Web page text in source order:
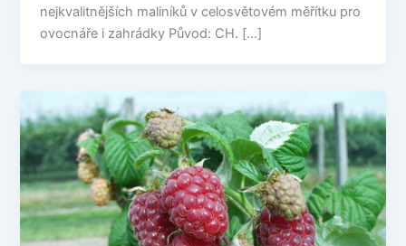
nejkvalitnějších maliníků v celosvětovém měřítku pro
ovocnáře i zahrádky Původ: CH. […]